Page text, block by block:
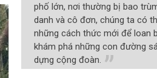
phố lớn, nơi thường bị bao
danh và cô đơn, chúng ta có
những cách thức mới để loan
khám phá những con đường
dựng cộng đoàn.